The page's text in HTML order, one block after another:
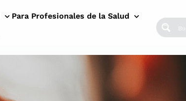
Para Profesionales de la Salud